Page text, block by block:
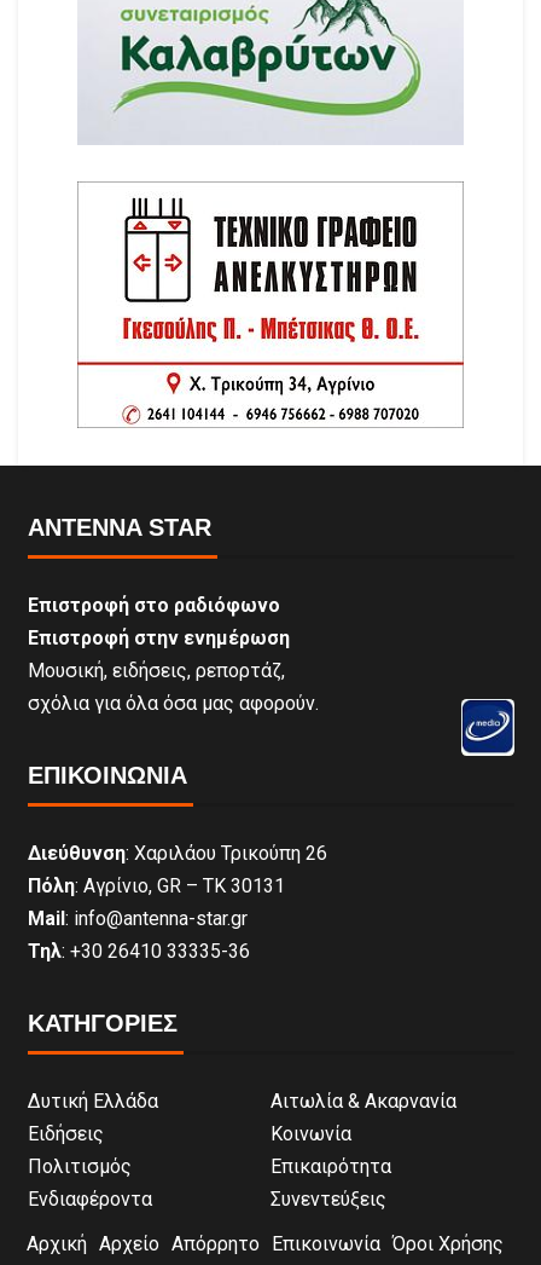
ANTENNA STAR
Επιστροφή στο ραδιόφωνο
Επιστροφή στην ενημέρωση
Μουσική, ειδήσεις, ρεπορτάζ,
σχόλια για όλα όσα μας αφορούν.
ΕΠΙΚΟΙΝΩΝΊΑ
Διεύθυνση: Χαριλάου Τρικούπη 26
Πόλη: Αγρίνιο, GR – ΤΚ 30131
Mail : info@antenna-star.gr
Τηλ: +30 26410 33335-36
ΚΑΤΗΓΟΡΙΕΣ
Δυτική Ελλάδα
Αιτωλία & Ακαρνανία
Ειδήσεις
Κοινωνία
Πολιτισμός
Επικαιρότητα
Ενδιαφέροντα
Συνεντεύξεις
Αρχική Αρχείο Απόρρητο Επικοινωνία Όροι Χρήσης